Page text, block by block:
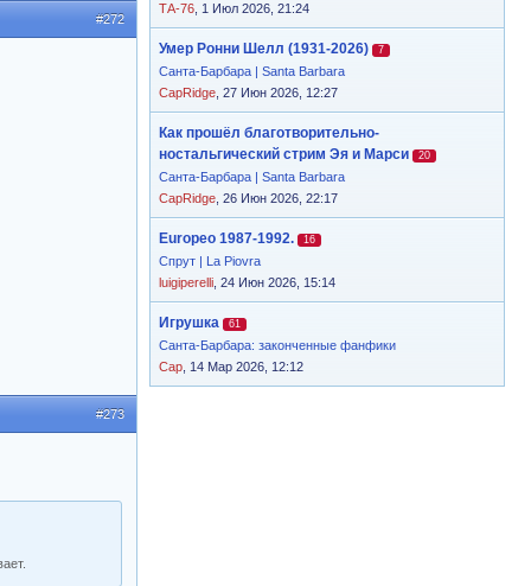
ТА-76 , 1 Июл 2026, 21:24
Умер Ронни Шелл (1931-2026) 7
Санта-Барбара | Santa Barbara
CapRidge , 27 Июн 2026, 12:27
Как прошёл благотворительно-
ностальгический стрим Эя и Марси
20
Санта-Барбара | Santa Barbara
CapRidge , 26 Июн 2026, 22:17
Europeo 1987-1992. 16
Спрут | La Piovra
luigiperelli , 24 Июн 2026, 15:14
Игрушка 61
Санта-Барбара: законченные фанфики
Cap , 14 Мар 2026, 12:12
#272
#273